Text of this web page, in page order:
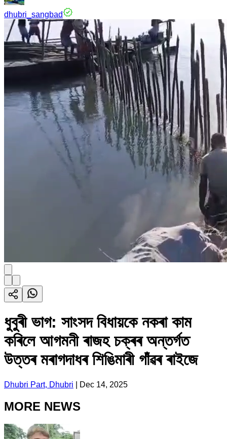
dhubri_sangbad
ধুবুৰী ভাগ: সাংসদ বিধায়কে নকৰা কাম
কৰিলে আগমনী ৰাজহ চক্ৰৰ অন্তৰ্গত
উত্তৰ মৰাগদাধৰ শিঙিমাৰী গাঁৱৰ ৰাইজে
Dhubri Part, Dhubri Dec 14, 2025
MORE NEWS